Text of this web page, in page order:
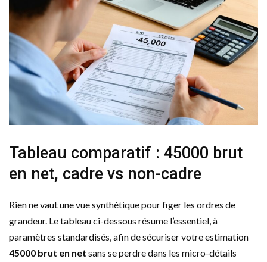
Tableau comparatif : 45000 brut
en net, cadre vs non-cadre
Rien ne vaut une vue synthétique pour figer les ordres de
grandeur. Le tableau ci-dessous résume l’essentiel, à
paramètres standardisés, afin de sécuriser votre estimation
45000 brut en net sans se perdre dans les micro-détails